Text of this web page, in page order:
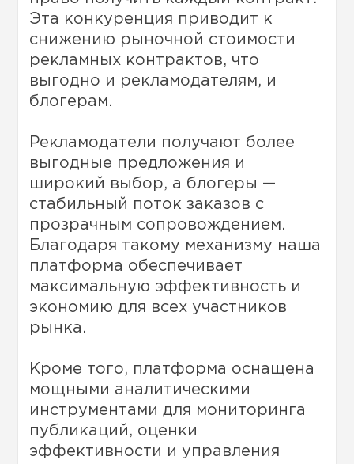
Эта конкуренция приводит к
снижению рыночной стоимости
рекламных контрактов, что
выгодно и рекламодателям, и
блогерам.
Рекламодатели получают более
выгодные предложения и
широкий выбор, а блогеры —
стабильный поток заказов с
прозрачным сопровождением.
Благодаря такому механизму наша
платформа обеспечивает
максимальную эффективность и
экономию для всех участников
рынка.
Кроме того, платформа оснащена
мощными аналитическими
инструментами для мониторинга
публикаций, оценки
эффективности и управления